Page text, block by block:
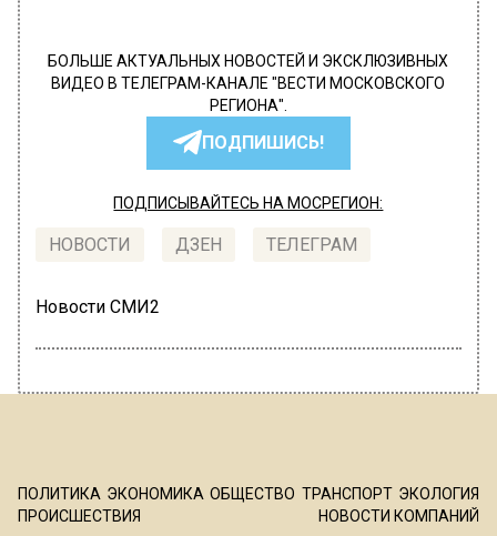
БОЛЬШЕ АКТУАЛЬНЫХ НОВОСТЕЙ И ЭКСКЛЮЗИВНЫХ
ВИДЕО В ТЕЛЕГРАМ-КАНАЛЕ "ВЕСТИ МОСКОВСКОГО
РЕГИОНА".
ПОДПИШИСЬ!
ПОДПИСЫВАЙТЕСЬ НА МОСРЕГИОН:
НОВОСТИ ДЗЕН ТЕЛЕГРАМ
Новости СМИ2
ПОЛИТИКА ЭКОНОМИКА ОБЩЕСТВО ТРАНСПОРТ ЭКОЛОГИЯ
ПРОИСШЕСТВИЯ
НОВОСТИ КОМПАНИЙ